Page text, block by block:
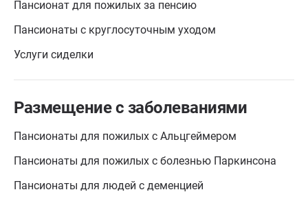
Пансионат для пожилых за пенсию
Пансионаты с круглосуточным уходом
Услуги сиделки
Размещение с заболеваниями
Пансионаты для пожилых с Альцгеймером
Пансионаты для пожилых с болезнью Паркинсона
Пансионаты для людей с деменцией